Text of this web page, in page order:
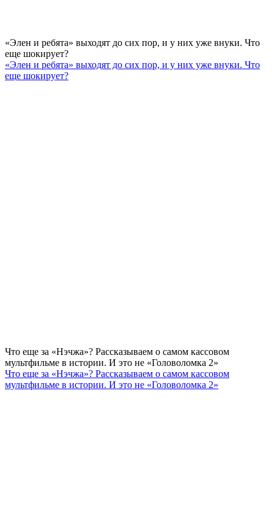
«Элен и ребята» выходят до сих пор, и у них уже внуки. Что
еще шокирует?
«Элен и ребята» выходят до сих пор, и у них уже внуки. Что
еще шокирует?
Что еще за «Нэчжа»? Рассказываем о самом кассовом
мультфильме в истории. И это не «Головоломка 2»
Что еще за «Нэчжа»? Рассказываем о самом кассовом
мультфильме в истории. И это не «Головоломка 2»